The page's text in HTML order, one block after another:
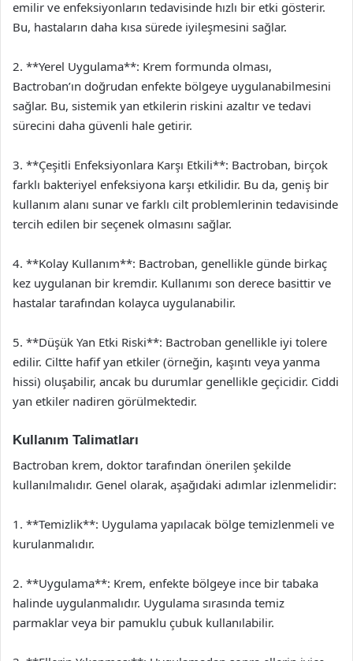
emilir ve enfeksiyonların tedavisinde hızlı bir etki gösterir.
Bu, hastaların daha kısa sürede iyileşmesini sağlar.
2. **Yerel Uygulama**: Krem formunda olması,
Bactroban’ın doğrudan enfekte bölgeye uygulanabilmesini
sağlar. Bu, sistemik yan etkilerin riskini azaltır ve tedavi
sürecini daha güvenli hale getirir.
3. **Çeşitli Enfeksiyonlara Karşı Etkili**: Bactroban, birçok
farklı bakteriyel enfeksiyona karşı etkilidir. Bu da, geniş bir
kullanım alanı sunar ve farklı cilt problemlerinin tedavisinde
tercih edilen bir seçenek olmasını sağlar.
4. **Kolay Kullanım**: Bactroban, genellikle günde birkaç
kez uygulanan bir kremdir. Kullanımı son derece basittir ve
hastalar tarafından kolayca uygulanabilir.
5. **Düşük Yan Etki Riski**: Bactroban genellikle iyi tolere
edilir. Ciltte hafif yan etkiler (örneğin, kaşıntı veya yanma
hissi) oluşabilir, ancak bu durumlar genellikle geçicidir. Ciddi
yan etkiler nadiren görülmektedir.
Kullanım Talimatları
Bactroban krem, doktor tarafından önerilen şekilde
kullanılmalıdır. Genel olarak, aşağıdaki adımlar izlenmelidir:
1. **Temizlik**: Uygulama yapılacak bölge temizlenmeli ve
kurulanmalıdır.
2. **Uygulama**: Krem, enfekte bölgeye ince bir tabaka
halinde uygulanmalıdır. Uygulama sırasında temiz
parmaklar veya bir pamuklu çubuk kullanılabilir.